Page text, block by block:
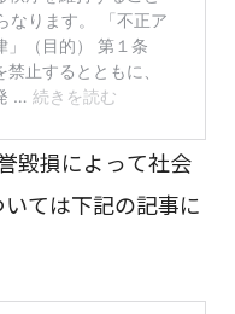
毀損によって社会
ては下記の記事に